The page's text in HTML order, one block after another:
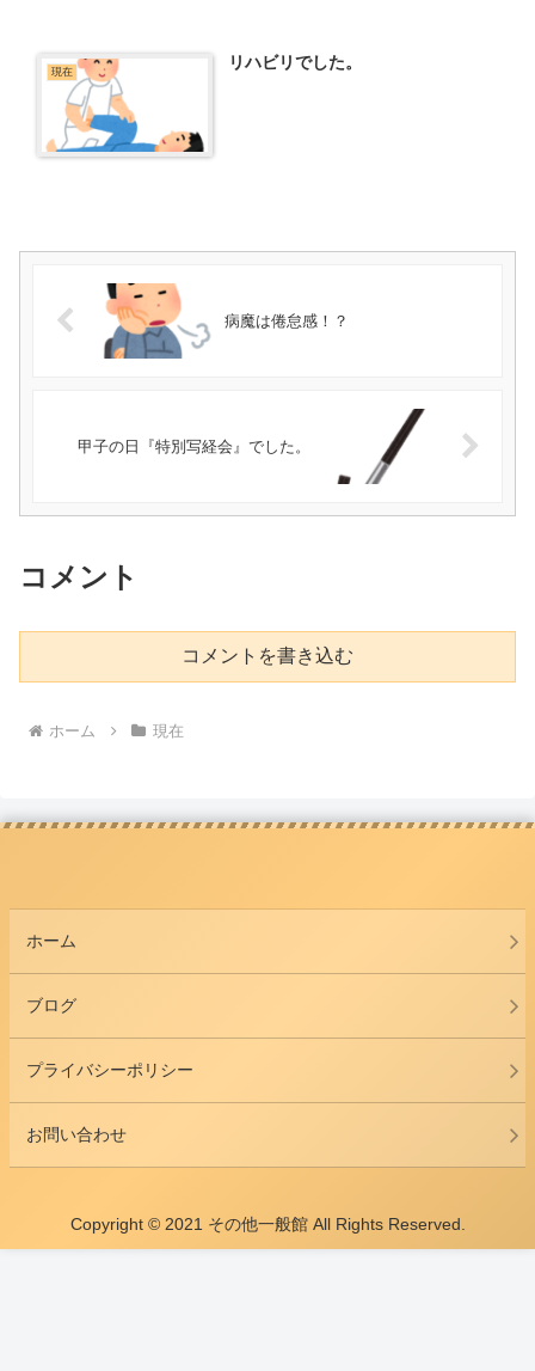
現在 リハビリでした。
病魔は倦怠感！？
甲子の日『特別写経会』でした。
コメント
コメントを書き込む
ホーム 現在
ホーム
ブログ
プライバシーポリシー
お問い合わせ
Copyright © 2021 その他一般館 All Rights Reserved.